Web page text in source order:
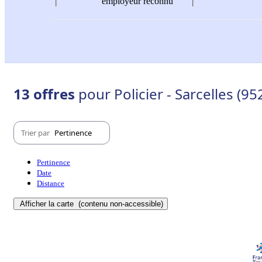
13 offres pour Policier - Sarcelles
Trier par Pertinence
Pertinence
Date
Distance
Afficher la carte (contenu non-accessible)